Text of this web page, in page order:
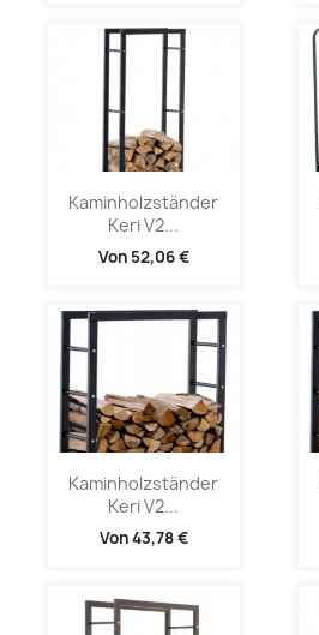
Kaminholzständer
Keri V2...
Von 52,06 €
Kaminholzständer
Keri V2...
Von43,78 €